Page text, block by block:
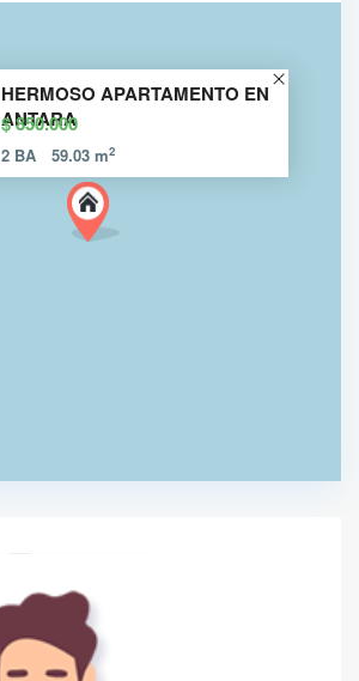
HERMOSO APARTAMENTO EN
ANTARA
$ 850.000
2 BA 59.03 m2